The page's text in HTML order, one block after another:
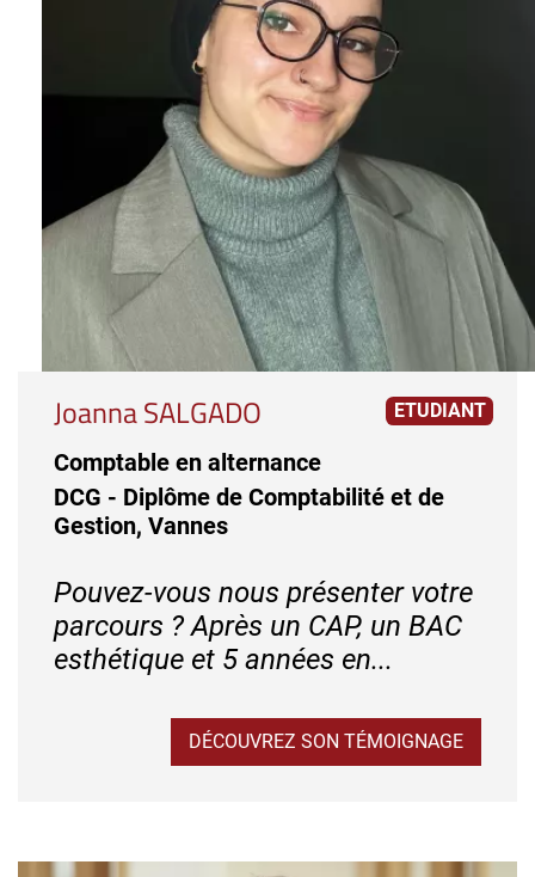
Joanna SALGADO ETUDIANT
Comptable en alternance
DCG - Diplôme de Comptabilité et de
Gestion, Vannes
Pouvez-vous nous présenter votre
parcours ? Après un CAP, un BAC
esthétique et 5 années en...
DÉCOUVREZ SON TÉMOIGNAGE